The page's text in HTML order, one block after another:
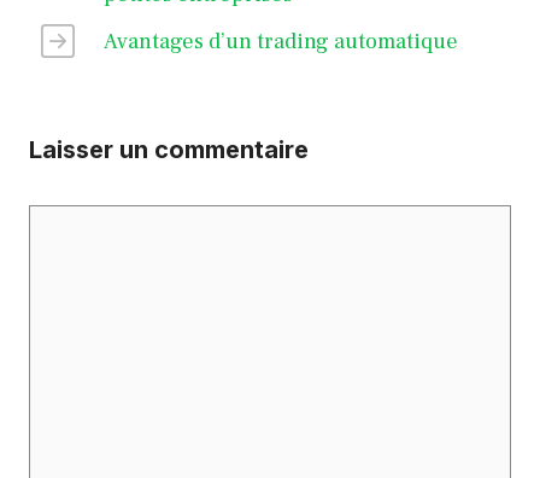
Avantages d’un trading automatique
Laisser un commentaire